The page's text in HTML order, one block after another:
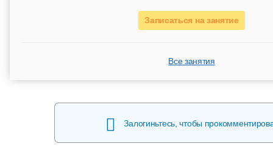
Записаться на занятие
Все занятия
Залогиньтесь, чтобы